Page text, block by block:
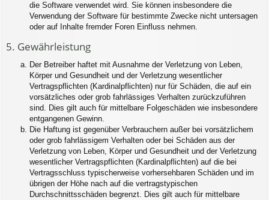
die Software verwendet wird. Sie können insbesondere die
Verwendung der Software für bestimmte Zwecke nicht untersagen
oder auf Inhalte fremder Foren Einfluss nehmen.
5. Gewährleistung
Der Betreiber haftet mit Ausnahme der Verletzung von Leben,
Körper und Gesundheit und der Verletzung wesentlicher
Vertragspflichten (Kardinalpflichten) nur für Schäden, die auf ein
vorsätzliches oder grob fahrlässiges Verhalten zurückzuführen
sind. Dies gilt auch für mittelbare Folgeschäden wie insbesondere
entgangenen Gewinn.
Die Haftung ist gegenüber Verbrauchern außer bei vorsätzlichem
oder grob fahrlässigem Verhalten oder bei Schäden aus der
Verletzung von Leben, Körper und Gesundheit und der Verletzung
wesentlicher Vertragspflichten (Kardinalpflichten) auf die bei
Vertragsschluss typischerweise vorhersehbaren Schäden und im
übrigen der Höhe nach auf die vertragstypischen
Durchschnittsschäden begrenzt. Dies gilt auch für mittelbare